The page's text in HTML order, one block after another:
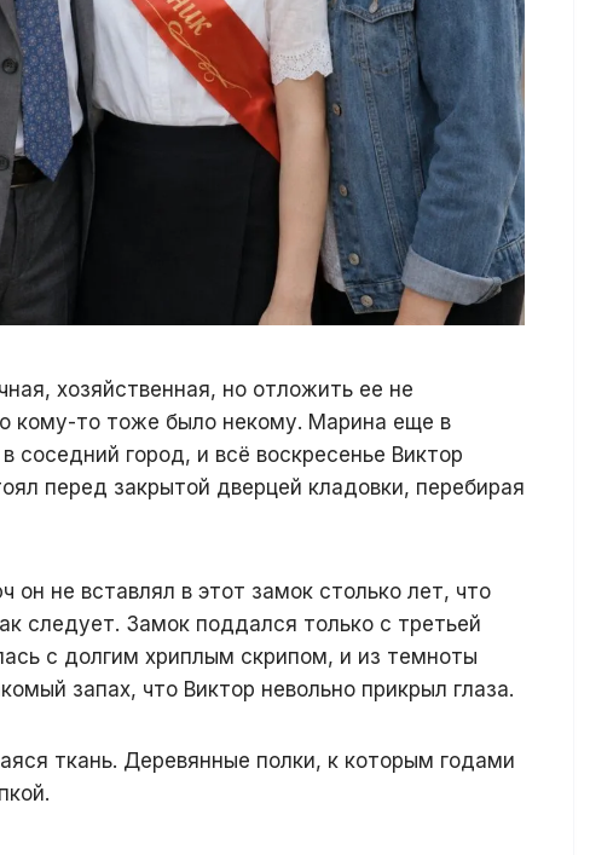
хозяйственная, но отложить ее не
кому-то тоже было некому. Марина еще в
соседний город, и всё воскресенье Виктор
перед закрытой дверцей кладовки, перебирая
он не вставлял в этот замок столько лет, что
следует. Замок поддался только с третьей
с долгим хриплым скрипом, и из темноты
запах, что Виктор невольно прикрыл глаза.
ткань. Деревянные полки, к которым годами